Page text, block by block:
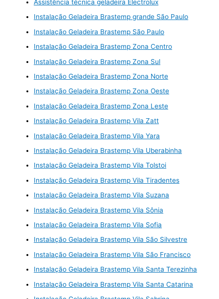
Assistência técnica geladeira Electrolux
Instalação Geladeira Brastemp grande São Paulo
Instalação Geladeira Brastemp São Paulo
Instalação Geladeira Brastemp Zona Centro
Instalação Geladeira Brastemp Zona Sul
Instalação Geladeira Brastemp Zona Norte
Instalação Geladeira Brastemp Zona Oeste
Instalação Geladeira Brastemp Zona Leste
Instalação Geladeira Brastemp Vila Zatt
Instalação Geladeira Brastemp Vila Yara
Instalação Geladeira Brastemp Vila Uberabinha
Instalação Geladeira Brastemp Vila Tolstoi
Instalação Geladeira Brastemp Vila Tiradentes
Instalação Geladeira Brastemp Vila Suzana
Instalação Geladeira Brastemp Vila Sônia
Instalação Geladeira Brastemp Vila Sofia
Instalação Geladeira Brastemp Vila São Silvestre
Instalação Geladeira Brastemp Vila São Francisco
Instalação Geladeira Brastemp Vila Santa Terezinha
Instalação Geladeira Brastemp Vila Santa Catarina